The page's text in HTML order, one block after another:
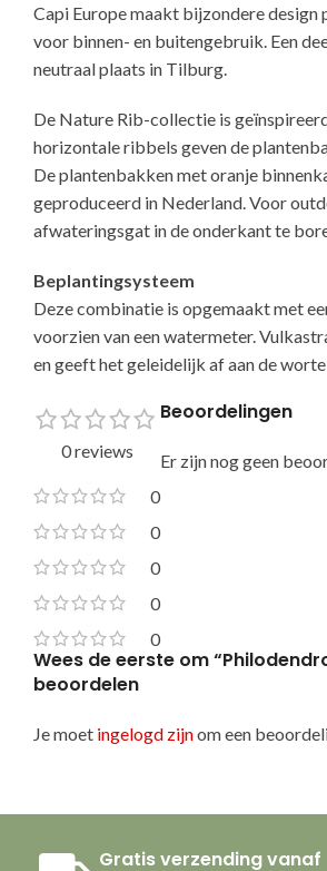
Capi Europe maakt bijzondere design
voor binnen- en buitengebruik. Een
neutraal plaats in Tilburg.
De Nature Rib-collectie is
horizontale ribbels geven de
De plantenbakken met oranje
geproduceerd in Nederland. Voor
afwateringsgat in de onderkant te
Beplantingsysteem
Deze combinatie is opgemaakt met
voorzien van een watermeter.
en geeft het geleidelijk af aan de
0 reviews
0
0
0
0
0
Beoordelingen
Er zijn nog geen
Wees de eerste om
beoordelen
Je moet ingelogd zijnom een
Gratis verzending vanaf